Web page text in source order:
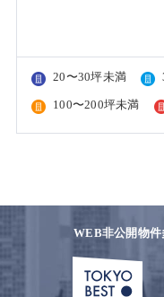
20〜30坪未満
100〜200坪未満
WEB非公開物件